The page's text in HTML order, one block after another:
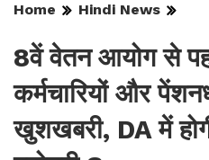
Home Hindi News
8वें वेतन आयोग से
कर्मचारियों और
खुशखबरी, DA में